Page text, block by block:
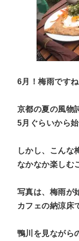
6月！梅雨です
京都の夏の風物
5月ぐらいから
しかし、こんな
なかなか楽しむ
写真は、梅雨が
カフェの納涼床
鴨川を見ながら